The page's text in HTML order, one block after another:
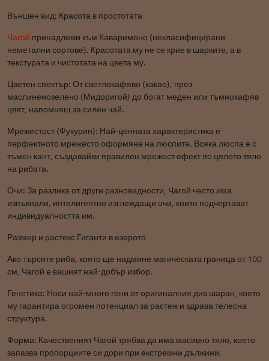
Външен вид: Красота в простотата
Чагой принадлежи към Каваримоно (некласифицирани
неметални сортове). Красотата му не се крие в шарките, а в
текстурата и чистотата на цвета му.
Цветен спектър: От светлокафяво (какао), през
маслиненозелено (Мидоригой) до богат меден или тъмнокафяв
цвят, напомнящ за силен чай.
Мрежестост (Фукурин): Най-ценната характеристика е
перфектното мрежесто оформяне на люспите. Всяка люспа е с
тъмен кант, създавайки правилен мрежест ефект по цялото тяло
на рибата.
Очи: За разлика от други разновидности, Чагой често има
изпъкнали, интелигентно изглеждащи очи, които подчертават
индивидуалността им.
Размер и растеж: Гиганти в езерото
Ако търсите риба, която ще надмине магическата граница от 100
см, Чагой е вашият най-добър избор.
Генетика: Носи най-много гени от оригиналния див шаран, което
му гарантира огромен потенциал за растеж и здрава телесна
структура.
Форма: Качественият Чагой трябва да има масивно тяло, което
запазва пропорциите си дори при екстремни дължини.